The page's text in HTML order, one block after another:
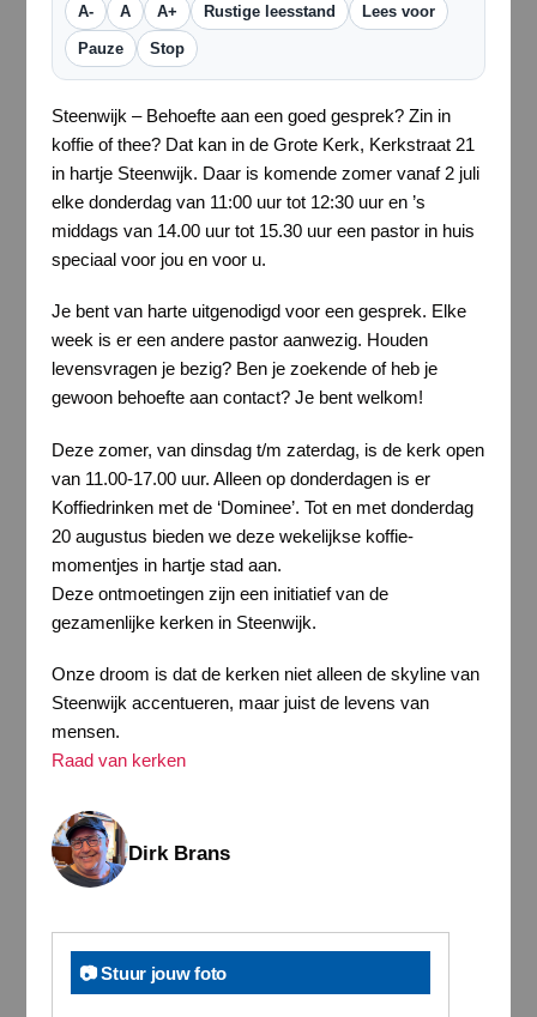
A- A A+ Rustige leesstand Lees voor
Pauze Stop
Steenwijk – Behoefte aan een goed gesprek? Zin in
koffie of thee? Dat kan in de Grote Kerk, Kerkstraat 21
in hartje Steenwijk. Daar is komende zomer vanaf 2 juli
elke donderdag van 11:00 uur tot 12:30 uur en ’s
middags van 14.00 uur tot 15.30 uur een pastor in huis
speciaal voor jou en voor u.
Je bent van harte uitgenodigd voor een gesprek. Elke
week is er een andere pastor aanwezig. Houden
levensvragen je bezig? Ben je zoekende of heb je
gewoon behoefte aan contact? Je bent welkom!
Deze zomer, van dinsdag t/m zaterdag, is de kerk open
van 11.00-17.00 uur. Alleen op donderdagen is er
Koffiedrinken met de ‘Dominee’. Tot en met donderdag
20 augustus bieden we deze wekelijkse koffie-
momentjes in hartje stad aan.
Deze ontmoetingen zijn een initiatief van de
gezamenlijke kerken in Steenwijk.
Onze droom is dat de kerken niet alleen de skyline van
Steenwijk accentueren, maar juist de levens van
mensen.
Raad van kerken
Dirk Brans
📷 Stuur jouw foto